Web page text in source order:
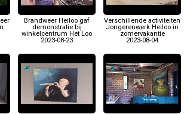
Brandweer Heiloo gaf
demonstratie bij
winkelcentrum Het Loo
2023-08-23
Verschillende activiteiten
Jongerenwerk Heiloo in
zomervakantie
2023-08-04